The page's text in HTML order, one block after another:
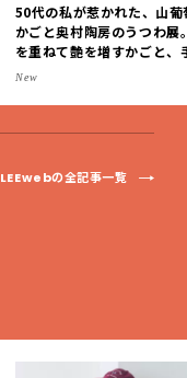
50代の私が惹かれた、山葡
かごと奥村陶房のうつわ展
を重ねて艶を増すかごと、
事の美しさに出会いました
New
LEEwebの全記事一覧